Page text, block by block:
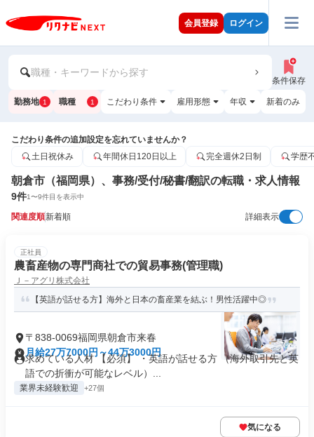
会員登録 ログイン
職種・キーワードから探す
条件保存
勤務地 1 職種 1 こだわり条件 雇用形態 年収 新着のみ
こだわり条件の追加設定を忘れていませんか？
土日祝休み
年間休日120日以上 完全週休2日制 学歴
朝倉市（福岡県）、事務/受付/秘書/翻訳の転職・求人情報
9件1〜9件目を表示中
関連度順新着順 詳細表示
正社員
農畜産物の専門商社での貿易事務(管理職)
Ｊ－アグリ株式会社
【英語が話せる方】海外と日本の畜産業を結ぶ！男性活躍中◎
〒838-0069福岡県朝倉市来春
月給27万7000円～44万3000円
求めている人材 【必須】 ・英語が話せる方 （海外取引先と英
語での折衝が可能なレベル）...
業界未経験歓迎 +27個
気になる